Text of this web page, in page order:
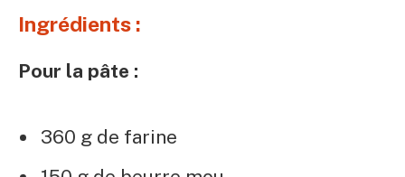
Ingrédients :
Pour la pâte :
360 g de farine